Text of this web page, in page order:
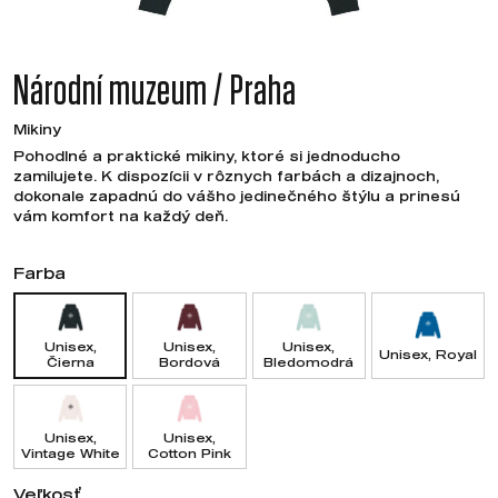
Národní muzeum / Praha
Mikiny
Pohodlné a praktické mikiny, ktoré si jednoducho
zamilujete. K dispozícii v rôznych farbách a dizajnoch,
dokonale zapadnú do vášho jedinečného štýlu a prinesú
vám komfort na každý deň.
Farba
Unisex,
Čierna
Unisex,
Bordová
Unisex,
Bledomodrá
Unisex, Royal
Unisex,
Vintage White
Unisex,
Cotton Pink
Veľkosť